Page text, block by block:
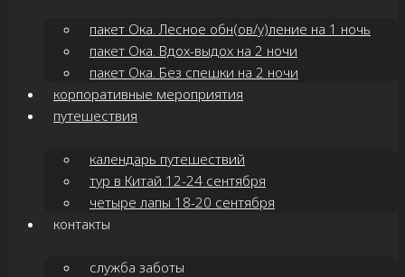
пакет Ока. Лесное обн(ов/у)ление на 1 ночь
пакет Ока. Вдох-выдох на 2 ночи
пакет Ока. Без спешки на 2 ночи
корпоративные мероприятия
путешествия
календарь путешествий
тур в Китай 12-24 сентября
четыре лапы 18-20 сентября
контакты
служба заботы